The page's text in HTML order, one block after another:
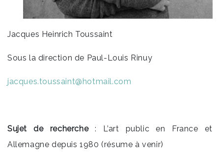
Jacques Heinrich Toussaint
Sous la direction de Paul-Louis Rinuy
jacques.toussaint@hotmail.com
Sujet de recherche: L’art public en France et
Allemagne depuis 1980 (résume à venir)